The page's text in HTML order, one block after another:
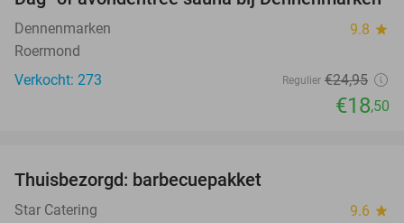
Dennenmarken 9.8 star
Roermond
Verkocht: 273
Regulier €24,95
€18,50
Thuisbezorgd: barbecuepakket
Star Catering 9.6 star